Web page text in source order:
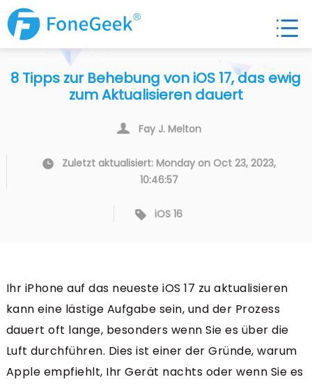
8 Tipps zur Behebung von iOS 17, das ewig
zum Aktualisieren dauert
Fay J. Melton
Zuletzt aktualisiert: Monday on Oct 23, 2023,
10:46:57
iOS 16
Ihr iPhone auf das neueste iOS 17 zu aktualisieren
kann eine lästige Aufgabe sein, und der Prozess
dauert oft lange, besonders wenn Sie es über die
Luft durchführen. Dies ist einer der Gründe, warum
Apple empfiehlt, Ihr Gerät nachts oder wenn Sie es